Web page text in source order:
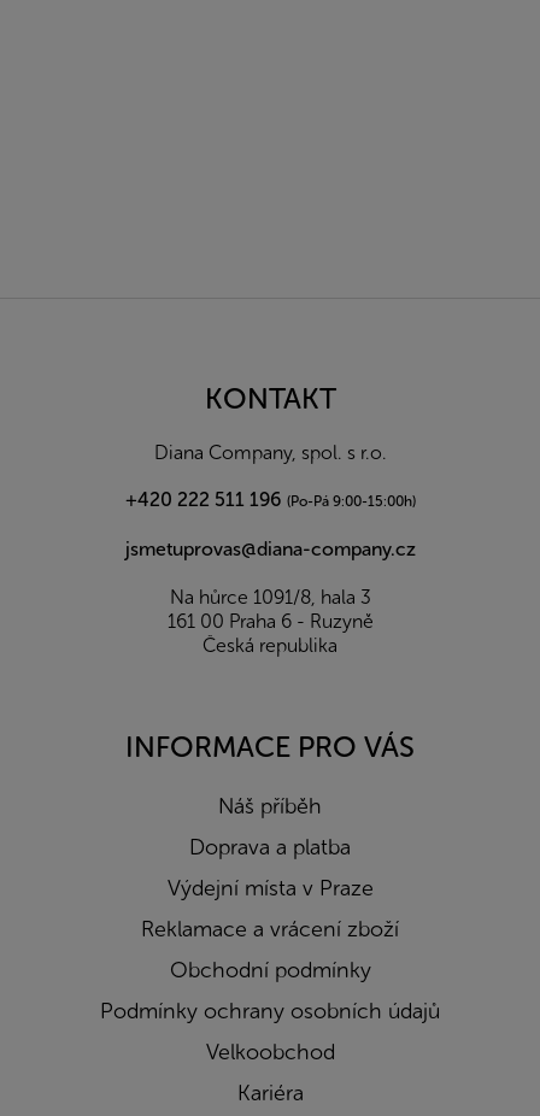
KONTAKT
Diana Company, spol. s r.o.
+420 222 511 196 (Po-Pá 9:00-15:00h)
jsmetuprovas@diana-company.cz
Na hůrce 1091/8, hala 3
161 00 Praha 6 - Ruzyně
Česká republika
INFORMACE PRO VÁS
Náš příběh
Doprava a platba
Výdejní místa v Praze
Reklamace a vrácení zboží
Obchodní podmínky
Podmínky ochrany osobních údajů
Velkoobchod
Kariéra